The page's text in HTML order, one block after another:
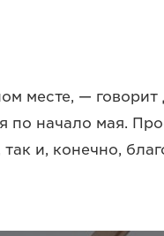
месте, —
по начало мая.
и, конечно,